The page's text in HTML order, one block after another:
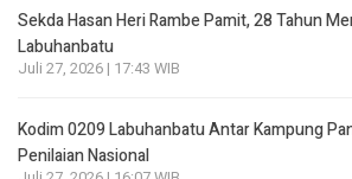
Sekda Hasan Heri Rambe Pamit, 28 Tahun
Labuhanbatu
Juli 27, 2026 | 17:43 WIB
Kodim 0209 Labuhanbatu Antar Kampung
Penilaian Nasional